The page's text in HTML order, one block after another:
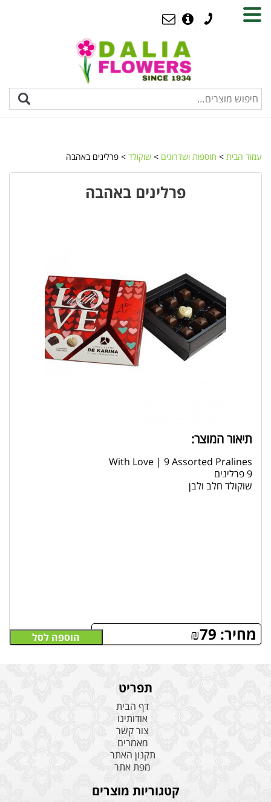
עמוד הבית > תוספות ושדרוגים > שוקולד > פרלינים באהבה
פרלינים באהבה
תיאור המוצר:
With Love | 9 Assorted Pralines
9 פרלינים
שוקולד חלב ולבן
מחיר: ₪79 הוספה לסל
תפריט
דף הבית
אודותינו
צור קשר
מאמרים
תקנון האתר
מפת אתר
קטגוריות מוצרים